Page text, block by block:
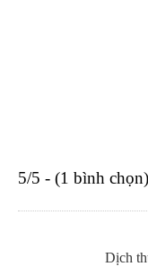
5/5 - (1 bình chọn)
Dịch